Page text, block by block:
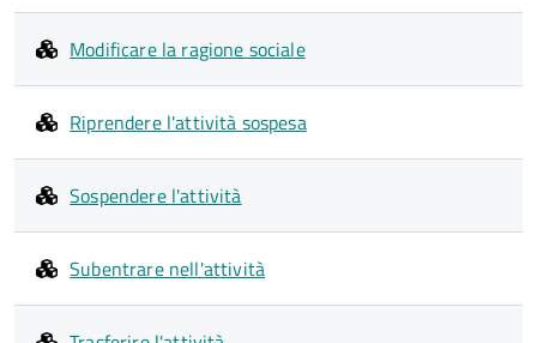
Modificare la ragione sociale
Riprendere l'attività sospesa
Sospendere l'attività
Subentrare nell'attività